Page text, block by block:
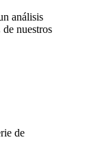
análisis
de nuestros
de